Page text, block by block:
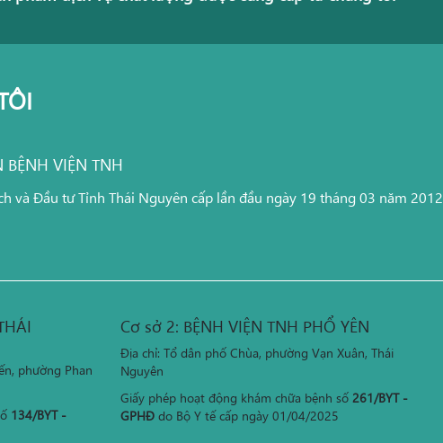
VIỆN TNH
và Đầu tư Tỉnh Thái Nguyên cấp lần đầu ngày 19 tháng 03 năm 2012
phường Phan
134/BYT -
Cơ sở 2: BỆNH VIỆN TNH PHỔ YÊN
Địa chỉ: Tổ dân phố Chùa, phường Vạn Xuân, Thái
Nguyên
Giấy phép hoạt động khám chữa bệnh số 261/BYT -
GPHĐ do Bộ Y tế cấp ngày 01/04/2025